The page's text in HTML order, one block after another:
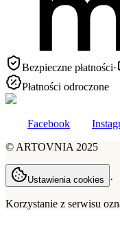
Bezpieczne płatności·
Płatności odroczone
Facebook
© ARTOVNIA 2025
Ustawienia cookies ·
Korzystanie z serwisu